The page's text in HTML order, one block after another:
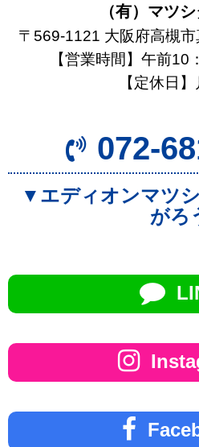
（有）マツ
〒569-1121 大阪府高槻
【営業時間】午前10
【定休日
072-
▼エディオンマツ
がろ